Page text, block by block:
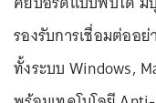
รองรับการเชื่อมต่ออย่
ทั้งระบบ Windows,